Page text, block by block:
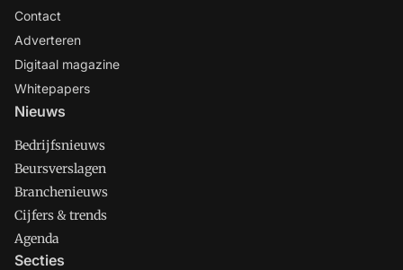
Contact
Adverteren
Digitaal magazine
Whitepapers
Nieuws
Bedrijfsnieuws
Beursverslagen
Branchenieuws
Cijfers & trends
Agenda
Secties